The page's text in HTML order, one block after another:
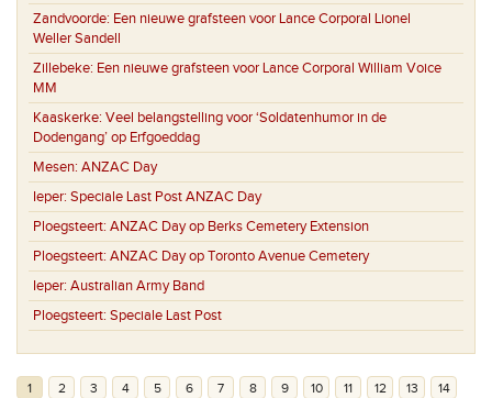
Zandvoorde: Een nieuwe grafsteen voor Lance Corporal Lionel
Weller Sandell
Zillebeke: Een nieuwe grafsteen voor Lance Corporal William Voice
MM
Kaaskerke: Veel belangstelling voor ‘Soldatenhumor in de
Dodengang’ op Erfgoeddag
Mesen: ANZAC Day
Ieper: Speciale Last Post ANZAC Day
Ploegsteert: ANZAC Day op Berks Cemetery Extension
Ploegsteert: ANZAC Day op Toronto Avenue Cemetery
Ieper: Australian Army Band
Ploegsteert: Speciale Last Post
1 2 3 4 5 6 7 8 9 10 11 12 13
14